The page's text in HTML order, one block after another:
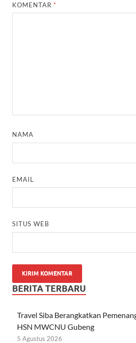
KOMENTAR *
NAMA
EMAIL
SITUS WEB
BERITA TERBARU
Travel Siba Berangkatkan
HSN MWCNU Gubeng
5 Agustus 2026